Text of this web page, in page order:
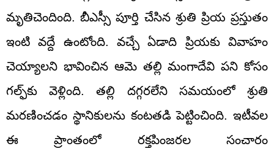
మృతిచెందింది. బీఎస్సీ పూర్తి చేసిన శ్రుతి ప్రియ ప్రస్తుతం
ఇంటి వద్దే ఉంటోంది. వచ్చే ఏడాది ప్రియకు వివాహం
చెయ్యాలని భావించిన ఆమె తల్లి మంగాదేవి పని కోసం
గల్ఫ్‌కు వెళ్లింది. తల్లి దగ్గరలేని సమయంలో శ్రుతి
మరణించడం స్థానికులను కంటతడి పెట్టించింది. ఇటీవల
ఈ ప్రాంతంలో రక్తపింజరల సంచారం